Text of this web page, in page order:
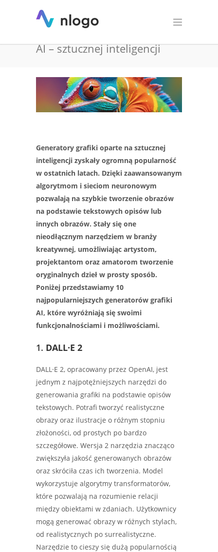
Najpopularniejsze
AI – sztucznej inteligencji
Generatory grafiki oparte na sztucznej
inteligencji zyskały ogromną popularność
w ostatnich latach. Dzięki zaawansowanym
algorytmom i sieciom neuronowym
pozwalają na szybkie tworzenie obrazów
na podstawie tekstowych opisów lub
innych obrazów. Stały się one
nieodłącznym narzędziem w branży
kreatywnej, umożliwiając artystom,
projektantom oraz amatorom tworzenie
oryginalnych dzieł w prosty sposób.
Poniżej przedstawiamy 10
najpopularniejszych generatorów grafiki
AI, które wyróżniają się swoimi
funkcjonalnościami i możliwościami.
1. DALL·E 2
DALL·E 2, opracowany przez OpenAI, jest
jednym z najpotężniejszych narzędzi do
generowania grafiki na podstawie opisów
tekstowych. Potrafi tworzyć realistyczne
obrazy oraz ilustracje o różnym stopniu
złożoności, od prostych po bardzo
szczegółowe. Wersja 2 narzędzia znacząco
zwiększyła jakość generowanych obrazów
oraz skróciła czas ich tworzenia. Model
wykorzystuje algorytmy transformatorów,
które pozwalają na rozumienie relacji
między obiektami w zdaniach. Użytkownicy
mogą generować obrazy w różnych stylach,
od realistycznych po surrealistyczne.
Narzędzie to cieszy się dużą popularnością